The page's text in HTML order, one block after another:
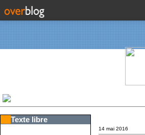
Texte libre
14 mai 2016